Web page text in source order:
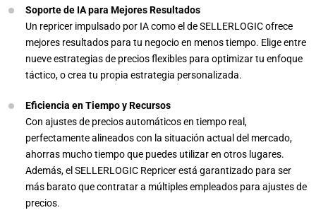
Soporte de IA para Mejores Resultados
Un repricer impulsado por IA como el de SELLERLOGIC ofrece
mejores resultados para tu negocio en menos tiempo. Elige entre
nueve estrategias de precios flexibles para optimizar tu enfoque
táctico, o crea tu propia estrategia personalizada.
Eficiencia en Tiempo y Recursos
Con ajustes de precios automáticos en tiempo real,
perfectamente alineados con la situación actual del mercado,
ahorras mucho tiempo que puedes utilizar en otros lugares.
Además, el SELLERLOGIC Repricer está garantizado para ser
más barato que contratar a múltiples empleados para ajustes de
precios.